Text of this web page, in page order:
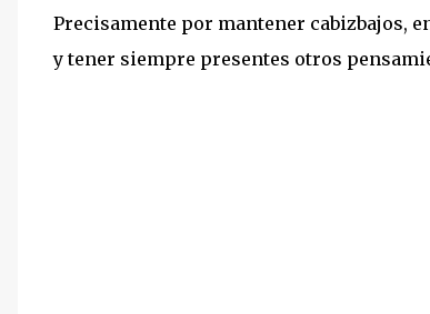
Precisamente por mantener cabizbajos,
y tener siempre presentes otros